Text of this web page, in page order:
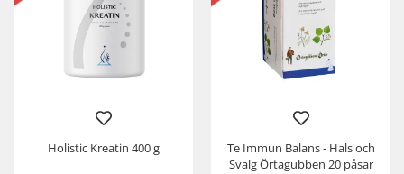
Holistic Kreatin 400 g
Te Immun Balans - Hals och
Svalg Örtagubben 20 påsar